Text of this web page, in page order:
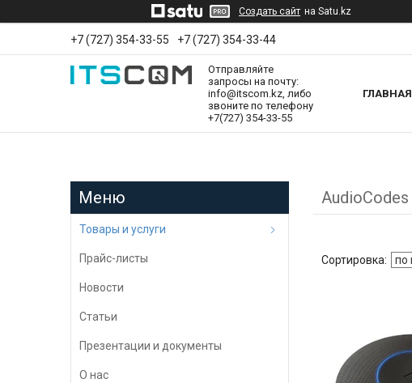
Создать сайт на Satu.kz
+7 (727) 354-33-55 +7 (727) 354-33-44
Отправляйте
запросы на почту:
info@itscom.kz, либо
звоните по телефону
+7(727) 354-33-55
ГЛАВНАЯ
AudioCodes
Товары и услуги
Прайс-листы
Новости
Статьи
Презентации и документы
О нас